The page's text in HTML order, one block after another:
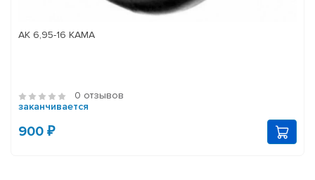
АК 6,95-16 КАМА
0 отзывов
заканчивается
900 ₽